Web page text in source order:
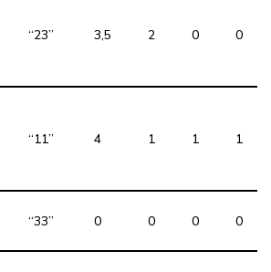
“23” 3,5 2 0 0
“11” 4 1 1 1
“33” 0 0 0 0